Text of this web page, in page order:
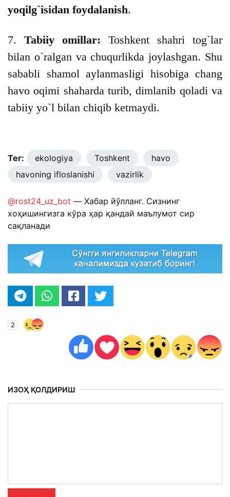
yoqilg`isidan foydalanish.
7. Tabiiy omillar: Toshkent shahri tog`lar
bilan o`ralgan va chuqurlikda joylashgan. Shu
sababli shamol aylanmasligi hisobiga chang
havo oqimi shaharda turib, dimlanib qoladi va
tabiiy yo`l bilan chiqib ketmaydi.
Тег: ekologiya Toshkent
havo
havoning ifloslanishi
vazirlik
@rost24_uz_bot — Хабар йўлланг. Сизнинг
хоҳишингизга кўра ҳар қандай маълумот сир
сақланади
2
ИЗОҲ ҚОЛДИРИШ